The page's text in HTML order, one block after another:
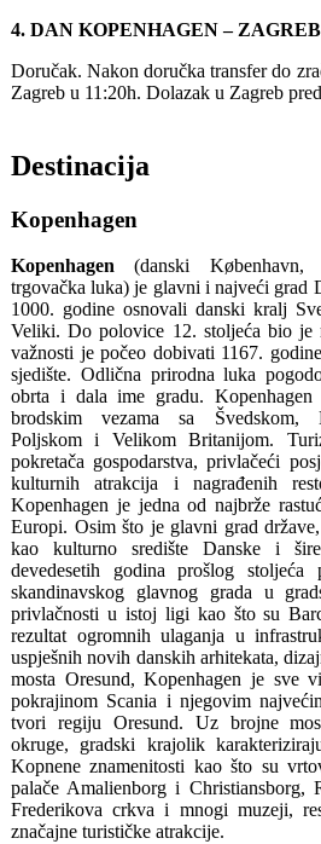
4. DAN KOPENHAGEN – ZAGREB
Doručak. Nakon doručka transfer do
Zagreb u 11:20h. Dolazak u Zagreb
Destinacija
Kopenhagen
Kopenhagen (danski København,
trgovačka luka) je glavni i najveći grad
1000. godine osnovali danski kralj
Veliki. Do polovice 12. stoljeća bio je
važnosti je počeo dobivati 1167.
sjedište. Odlična prirodna luka
obrta i dala ime gradu.
brodskim vezama sa Švedskom,
Poljskom i Velikom Britanijom.
pokretača gospodarstva, privlačeći
kulturnih atrakcija i nagrađenih
Kopenhagen je jedna od najbrže
Europi. Osim što je glavni grad
kao kulturno središte Danske i
devedesetih godina prošlog
skandinavskog glavnog grada u
privlačnosti u istoj ligi kao što su
rezultat ogromnih ulaganja u
uspješnih novih danskih arhitekata,
mosta Oresund, Kopenhagen je sve
pokrajinom Scania i njegovim
tvori regiju Oresund. Uz brojne
okruge, gradski krajolik
Kopnene znamenitosti kao što su
palače Amalienborg i Christiansborg,
Frederikova crkva i mnogi muzeji,
značajne turističke atrakcije.